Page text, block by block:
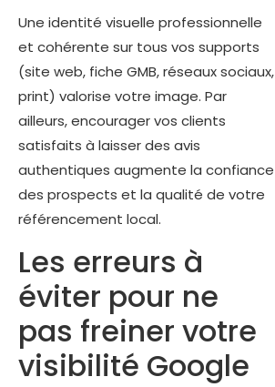
Une identité visuelle professionnelle
et cohérente sur tous vos supports
(site web, fiche GMB, réseaux sociaux,
print) valorise votre image. Par
ailleurs, encourager vos clients
satisfaits à laisser des avis
authentiques augmente la confiance
des prospects et la qualité de votre
référencement local.
Les erreurs à
éviter pour ne
pas freiner votre
visibilité Google